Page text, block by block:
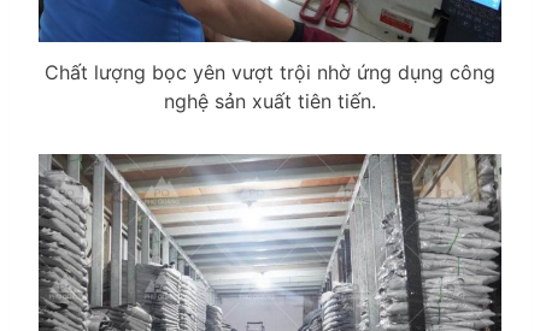
Chất lượng bọc yên vượt trội nhờ ứng dụng công
nghệ sản xuất tiên tiến.